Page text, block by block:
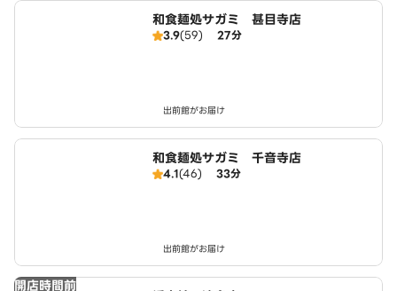
和食麺処サガミ 甚目寺店
3.9(59) 27分
出前館がお届け
和食麺処サガミ 千音寺店
4.1(46) 33分
出前館がお届け
開店時間前